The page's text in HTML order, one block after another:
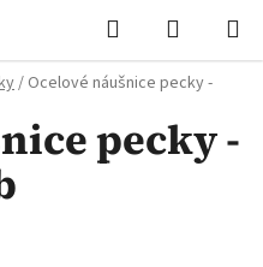
Hledat
KOŠÍK
/ Ocelové náušnice pecky -
pecky -